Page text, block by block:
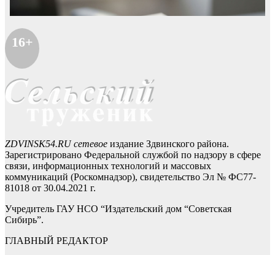
16+
ZDVINSK54.RU сетевое издание Здвинского района.
Зарегистрировано Федеральной службой по надзору в сфере
связи, информационных технологий и массовых
коммуникаций (Роскомнадзор), свидетельство Эл № ФС77-
81018 от 30.04.2021 г.
Учредитель ГАУ НСО “Издательский дом “Советская
Сибирь”.
ГЛАВНЫЙ РЕДАКТОР